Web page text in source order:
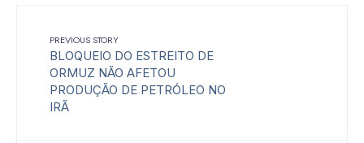
PREVIOUS STORY
BLOQUEIO DO ESTREITO DE
ORMUZ NÃO AFETOU
PRODUÇÃO DE PETRÓLEO NO
IRÃ